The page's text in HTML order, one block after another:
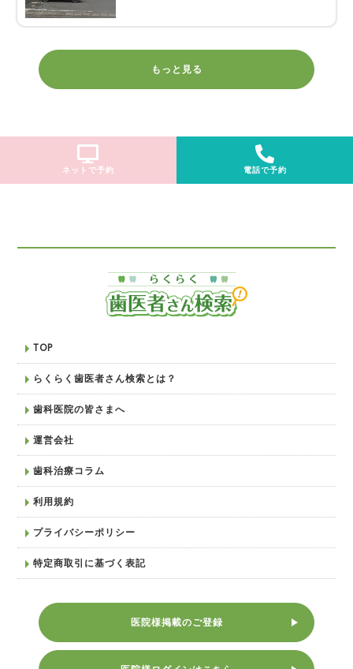
もっと見る
ネットで予約 電話で予約
TOP
らくらく歯医者さん検索とは？
歯科医院の皆さまへ
運営会社
歯科治療コラム
利用規約
プライバシーポリシー
特定商取引に基づく表記
医院様掲載のご登録